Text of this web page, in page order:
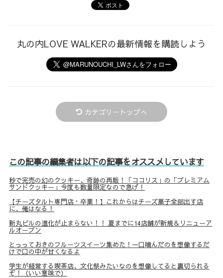
丸の内LOVE WALKERの最新情報を購読しよう
カテゴリートップへ
この記事の編集者は以下の記事をオススメしています
秒で完売の幻のクッキー、奇跡の再販！「ココリス」の「プレミアム
サンドクッキー」今度も数量限定なので急げ！
【チーズタルト専門店・卒業！】これからはチーズ菓子全部出す店
に、俺はなる！
新丸ビルの進化が止まらない！！ 夏までに14店舗が新規＆リニューア
ルオープン
とっっておきのフルーツスイーツ集めた！一口噛んだのを想像するだ
けで口の中が甘くなるよ
学生が経営する喫茶店、文化祭みたいなのを想像してると裏切られる
ぞ！（いい意味で）